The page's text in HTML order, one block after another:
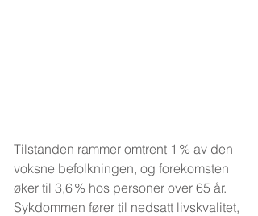
Tilstanden rammer omtrent 1 % av den
voksne befolkningen, og forekomsten
øker til 3,6 % hos personer over 65 år.
Sykdommen fører til nedsatt livskvalitet,